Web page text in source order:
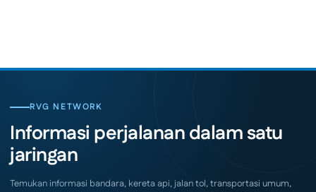
Hadir
City
Surabaya
Pekan
Ini
Pelaku
CIVD
e-
Commerce
di
IPA
2026
RVG NETWORK
Informasi perjalanan dalam satu
jaringan
Temukan informasi bandara, kereta api, jalan tol, transportasi umum,